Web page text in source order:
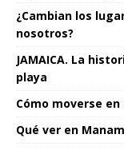
¿Cambian los
nosotros?
JAMAICA. La
playa
Cómo moverse
Qué ver en